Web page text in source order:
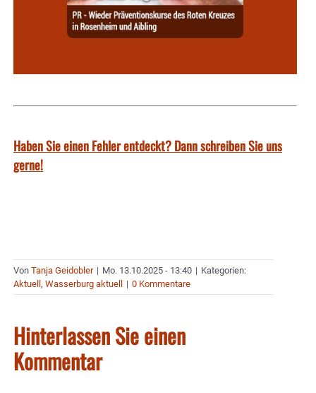
Haben Sie einen Fehler entdeckt? Dann schreiben Sie uns
gerne!
Von Tanja Geidobler | Mo. 13.10.2025 - 13:40 | Kategorien:
Aktuell , Wasserburg aktuell | 0 Kommentare
Hinterlassen Sie einen
Kommentar